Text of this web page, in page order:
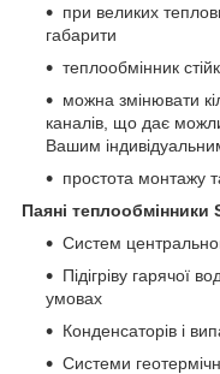
при великих
габарити
теплообмінник
можна змінювати
каналів, що дає
Вашим
простота монтажу
Паяні
Систем
Підігріву гарячої
умовах
Конденсаторів і
Системи